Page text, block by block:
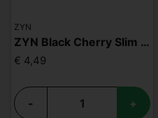
ZYN
ZYN Black Cherry Slim S3
€ 4,49
- +